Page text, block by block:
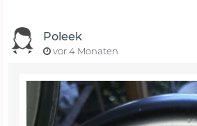
Poleek
vor 4 Monaten